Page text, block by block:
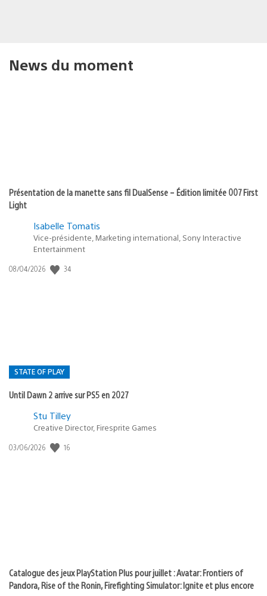
News du moment
Présentation de la manette sans fil DualSense – Édition limitée 007 First
Light
Isabelle Tomatis
Vice-présidente, Marketing international, Sony Interactive
Entertainment
Date
08/04/2026 34
STATE OF PLAY
Until Dawn 2 arrive sur PS5 en 2027
Postée
:
Stu Tilley
Creative Director, Firesprite Games
Date
03/06/2026 16
Catalogue des jeux PlayStation Plus pour juillet : Avatar: Frontiers of
Pandora, Rise of the Ronin, Firefighting Simulator: Ignite et plus encore